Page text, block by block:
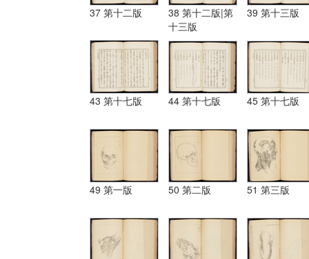
37 第十二版
38 第十二版|第
十三版
39 第十三版
43 第十七版 44 第十七版 45 第十七版
49 第一版 50 第二版 51 第三版